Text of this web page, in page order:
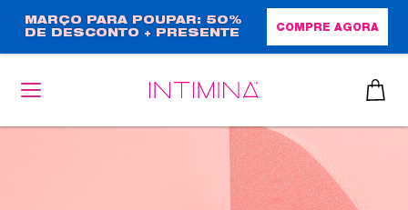
para
o
conteúdo
principal
MARÇO PARA POUPAR: 50%
DE DESCONTO + PRESENTE
COMPRE AGORA